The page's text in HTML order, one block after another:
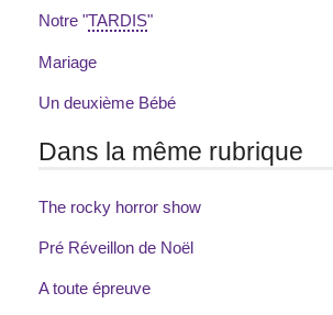
Notre "TARDIS"
Mariage
Un deuxième Bébé
Dans la même rubrique
The rocky horror show
Pré Réveillon de Noël
A toute épreuve